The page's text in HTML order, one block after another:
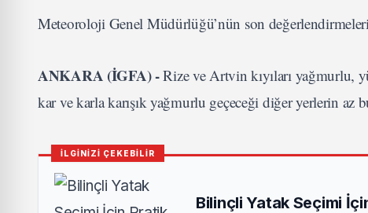
Meteoroloji Genel Müdürlüğü’nün son
ANKARA (İGFA) -Rize ve Artvin kıyıları yağmurlu,
kar ve karla karışık yağmurlu geçeceği diğer yerlerin az
İLGİNİZİ ÇEKEBİLİR
Bilinçli Yatak Seçimi